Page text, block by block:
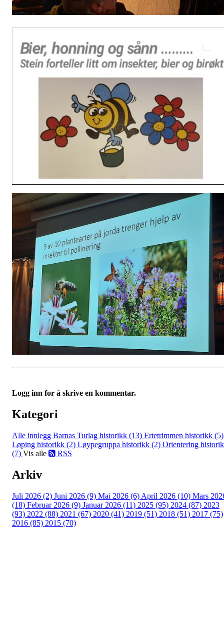
Logg inn for å skrive en kommentar.
Kategori
Alle innlegg Barnas Turlag historikk (13) Ertetrimmen historikk (5)
Løping historikk (2) Løypegruppa historikk (2) Orientering
(7) Vis alle RSS
Arkiv
Juli 2026 (2) Juni 2026 (9) Mai 2026 (6) April 2026 (10) Mars
(18) Februar 2026 (9) Januar 2026 (11) 2025 (95) 2024 (87) 2023
(93) 2022 (88) 2021 (67) 2020 (41) 2019 (51) 2018 (51) 2017 (75)
2016 (85) 2015 (70)